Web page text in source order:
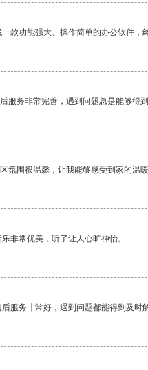
款功能强大、操作简单的办公软件，
服务非常完善，遇到问题总是能够得
氛围很温馨，让我能够感受到家的温暖
非常优美，听了让人心旷神怡。
服务非常好，遇到问题都能得到及时解